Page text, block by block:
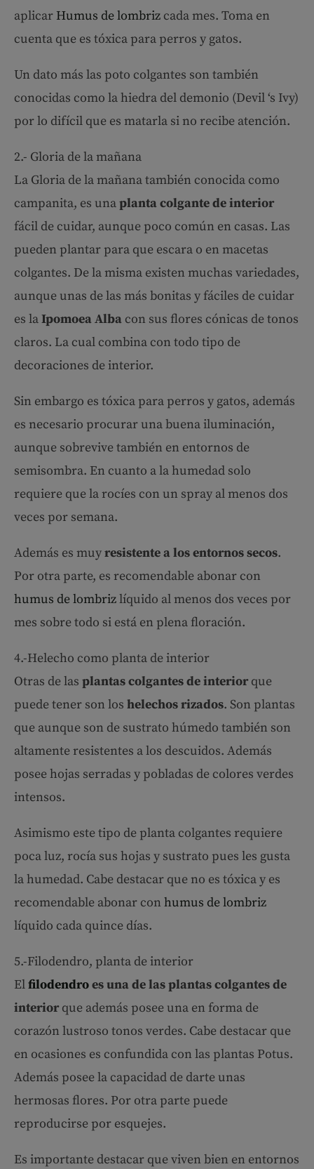
aplicar Humus de lombriz cada mes. Toma en
cuenta que es tóxica para perros y gatos.
Un dato más las poto colgantes son también
conocidas como la hiedra del demonio (Devil ‘s Ivy)
por lo difícil que es matarla si no recibe atención.
2.- Gloria de la mañana
La Gloria de la mañana también conocida como
campanita, es unaplanta colgante de interior
fácil de cuidar, aunque poco común en casas. Las
pueden plantar para que escara o en macetas
colgantes. De la misma existen muchas variedades,
aunque unas de las más bonitas y fáciles de cuidar
es laIpomoea Alba con sus flores cónicas de tonos
claros. La cual combina con todo tipo de
decoraciones de interior.
Sin embargo es tóxica para perros y gatos, además
es necesario procurar una buena iluminación,
aunque sobrevive también en entornos de
semisombra. En cuanto a la humedad solo
requiere que la rocíes con un spray al menos dos
veces por semana.
Además es muyresistente a los entornos secos.
Por otra parte, es recomendable abonar con
humus de lombrizlíquido al menos dos veces por
mes sobre todo si está en plena floración.
4.-Helecho como planta de interior
Otras de las plantas colgantes de interiorque
puede tener son los helechos rizados. Son plantas
que aunque son de sustrato húmedo también son
altamente resistentes a los descuidos. Además
posee hojas serradas y pobladas de colores verdes
intensos.
Asimismo este tipo de planta colgantes requiere
poca luz, rocía sus hojas y sustrato pues les gusta
la humedad. Cabe destacar que no es tóxica y es
recomendable abonar conhumus de lombriz
líquido cada quince días.
5.-Filodendro, planta de interior
Elfilodendroes una de las plantas colgantes de
interiorque además posee una en forma de
corazón lustroso tonos verdes. Cabe destacar que
en ocasiones es confundida con las plantas Potus.
Además posee la capacidad de darte unas
hermosas flores. Por otra parte puede
reproducirse por esquejes.
Es importante destacar que viven bien en entornos